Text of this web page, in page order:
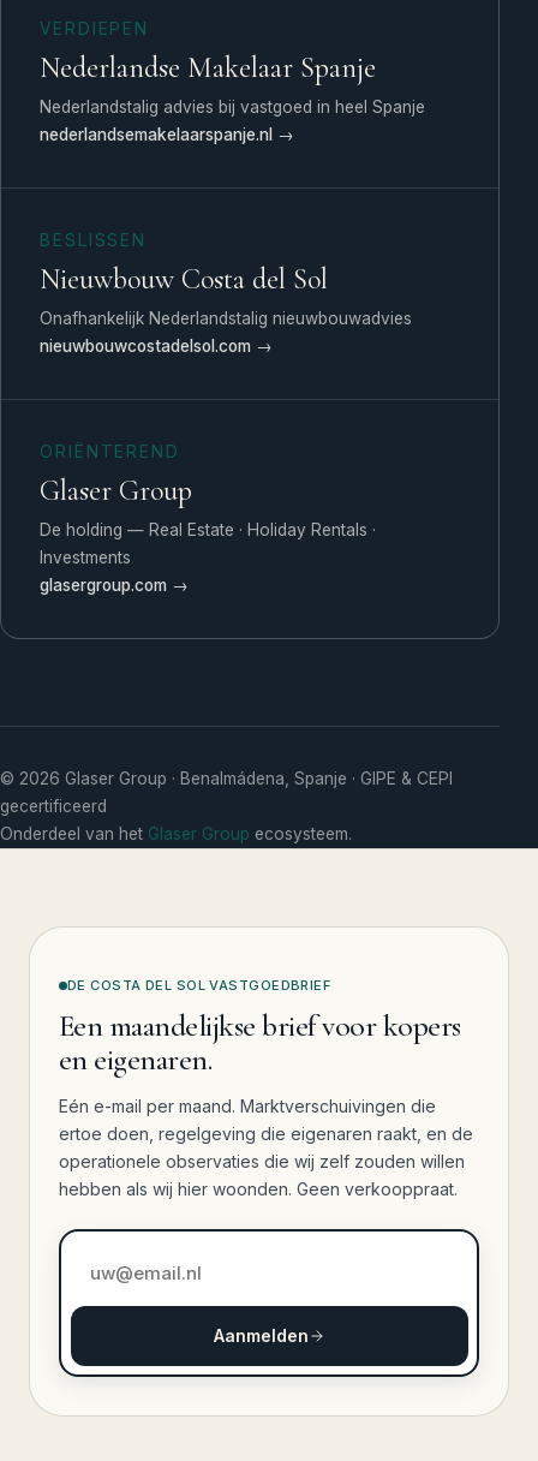
VERDIEPEN
Nederlandse Makelaar Spanje
Nederlandstalig advies bij vastgoed in heel Spanje
nederlandsemakelaarspanje.nl →
BESLISSEN
Nieuwbouw Costa del Sol
Onafhankelijk Nederlandstalig nieuwbouwadvies
nieuwbouwcostadelsol.com →
ORIËNTEREND
Glaser Group
De holding — Real Estate · Holiday Rentals ·
Investments
glasergroup.com →
© 2026 Glaser Group · Benalmádena, Spanje · GIPE & CEPI
gecertificeerd
Onderdeel van het Glaser Group ecosysteem.
DE COSTA DEL SOL VASTGOEDBRIEF
Een maandelijkse brief voor kopers
en eigenaren.
Eén e-mail per maand. Marktverschuivingen die
ertoe doen, regelgeving die eigenaren raakt, en de
operationele observaties die wij zelf zouden willen
hebben als wij hier woonden. Geen verkooppraat.
Aanmelden